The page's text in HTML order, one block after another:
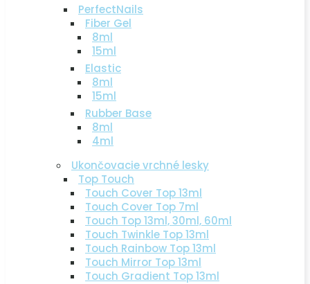
PerfectNails
Fiber Gel
8ml
15ml
Elastic
8ml
15ml
Rubber Base
8ml
4ml
Ukončovacie vrchné lesky
Top Touch
Touch Cover Top 13ml
Touch Cover Top 7ml
Touch Top 13ml, 30ml, 60ml
Touch Twinkle Top 13ml
Touch Rainbow Top 13ml
Touch Mirror Top 13ml
Touch Gradient Top 13ml